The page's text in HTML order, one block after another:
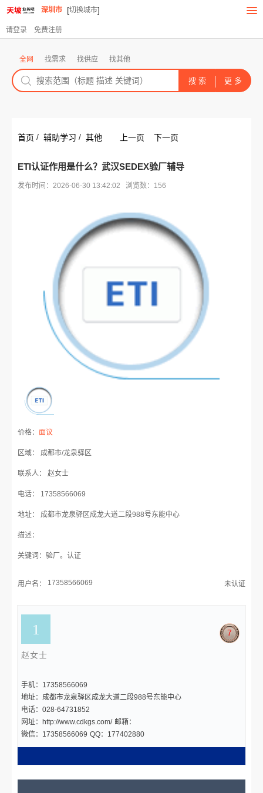
深圳市 [切换城市]
请登录 免费注册
全网 找需求 找供应 找其他
首页 / 辅助学习 / 其他 上一页 下一页
ETI认证作用是什么？武汉SEDEX验厂辅导
发布时间：2026-06-30 13:42:02 浏览数：156
价格： 面议
区域： 成都市/龙泉驿区
联系人： 赵女士
电话： 17358566069
地址： 成都市龙泉驿区成龙大道二段988号东能中心
描述：
关键词：验厂。认证
用户名： 17358566069 未认证
赵女士
7
手机：17358566069
地址：成都市龙泉驿区成龙大道二段988号东能中心
电话：028-64731852
网址：http://www.cdkgs.com/ 邮箱：
微信：17358566069 QQ：177402880